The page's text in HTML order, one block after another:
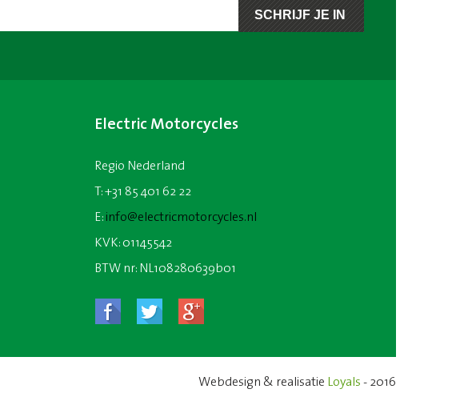
Electric Motorcycles
Regio Nederland
T: +31 85 401 62 22
E: info@electricmotorcycles.nl
KVK: 01145542
BTW nr: NL108280639b01
Webdesign & realisatie Loyals - 2016